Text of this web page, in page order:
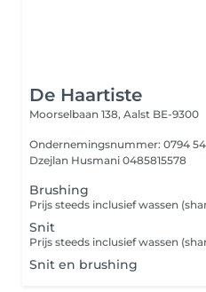
De Haartiste
Moorselbaan 138, Aalst BE-9300
Ondernemingsnummer: 0794
Dzejlan Husmani 0485815578
Brushing
Snit
Snit en brushing